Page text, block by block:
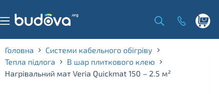
content
Головна
Системи кабельного обігріву
Тепла підлога
В шар плиткового клею
Нагрівальний мат Veria Quickmat 150 – 2.5 м²